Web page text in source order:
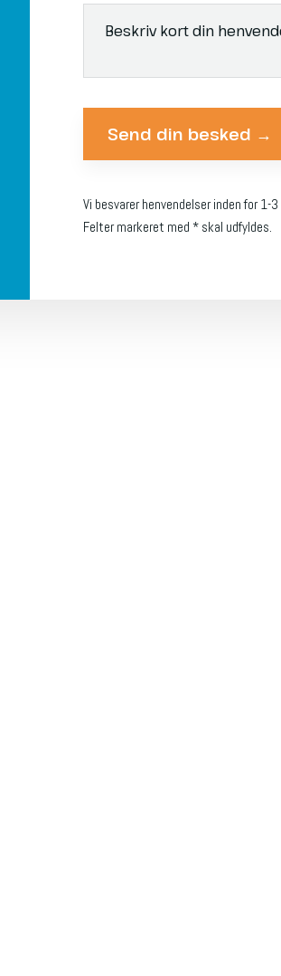
Vi besvarer henvendelser inden for 1-3
Felter markeret med * skal udfyldes.